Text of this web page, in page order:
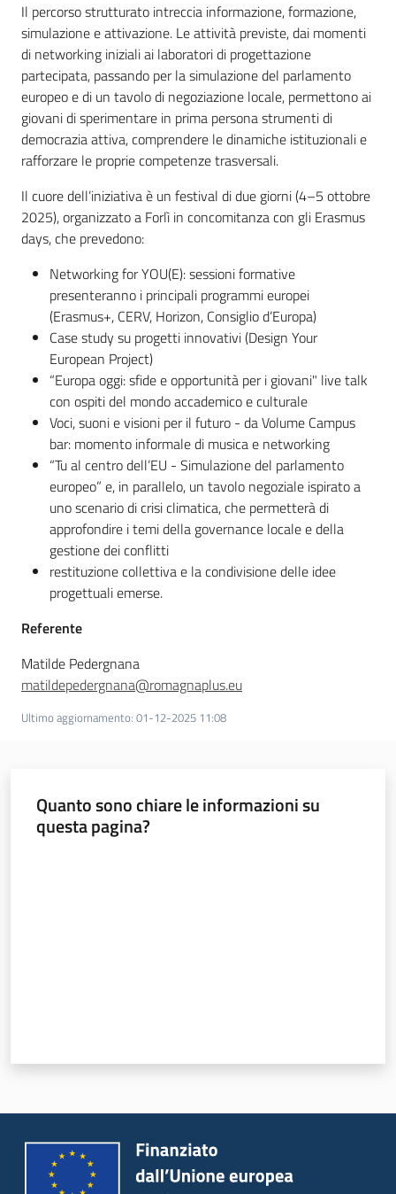
Servizi
Leggi Atti Bandi
Piani Programmi Progetti
Il percorso strutturato intreccia informazione, formazione,
simulazione e attivazione. Le attività previste, dai momenti
di networking iniziali ai laboratori di progettazione
partecipata, passando per la simulazione del parlamento
europeo e di un tavolo di negoziazione locale, permettono ai
giovani di sperimentare in prima persona strumenti di
democrazia attiva, comprendere le dinamiche istituzionali e
rafforzare le proprie competenze trasversali.
Il cuore dell’iniziativa è un festival di due giorni (4–5 ottobre
2025), organizzato a Forlì in concomitanza con gli Erasmus
days, che prevedono:
Networking for YOU(E): sessioni formative
presenteranno i principali programmi europei
(Erasmus+, CERV, Horizon, Consiglio d’Europa)
Case study su progetti innovativi (Design Your
European Project)
“Europa oggi: sfide e opportunità per i giovani" live talk
con ospiti del mondo accademico e culturale
Voci, suoni e visioni per il futuro - da Volume Campus
bar: momento informale di musica e networking
“Tu al centro dell’EU - Simulazione del parlamento
europeo” e, in parallelo, un tavolo negoziale ispirato a
uno scenario di crisi climatica, che permetterà di
approfondire i temi della governance locale e della
gestione dei conflitti
restituzione collettiva e la condivisione delle idee
progettuali emerse.
Referente
Matilde Pedergnana
matildepedergnana@romagnaplus.eu
Ultimo aggiornamento: 01-12-2025 11:08
Quanto sono chiare le informazioni su
questa pagina?